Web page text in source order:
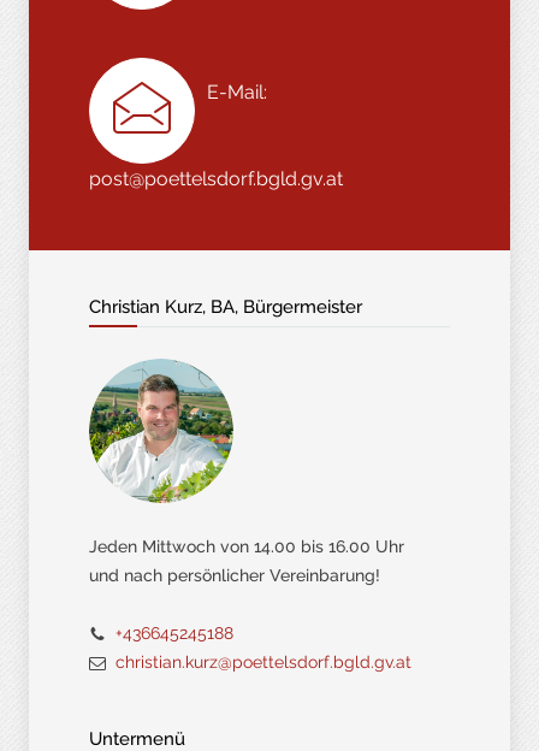
E-Mail:
post@poettelsdorf.bgld.gv.at
Christian Kurz, BA, Bürgermeister
Jeden Mittwoch von 14.00 bis 16.00 Uhr
und nach persönlicher Vereinbarung!
+436645245188
christian.kurz@poettelsdorf.bgld.gv.at
Untermenü